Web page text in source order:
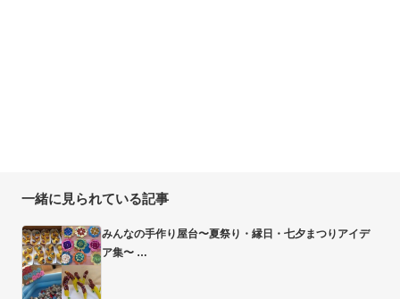
一緒に見られている記事
みんなの手作り屋台〜夏祭り・縁日・七夕まつりアイデ
ア集〜